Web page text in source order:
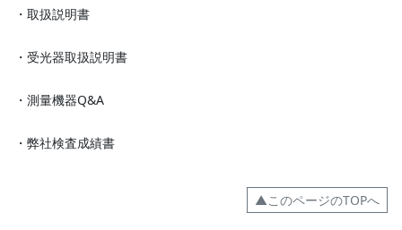
・取扱説明書
・受光器取扱説明書
・測量機器Q&A
・弊社検査成績書
▲このページのTOPへ